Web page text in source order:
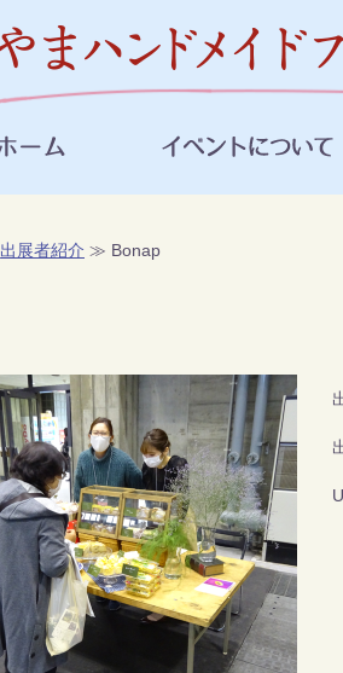
出展者紹介 ≫ Bonap